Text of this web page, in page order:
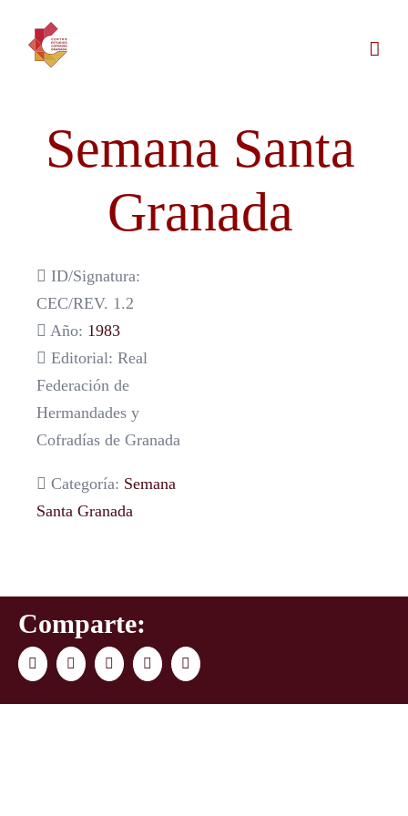
contenido
Semana Santa
Granada
ID/Signatura:
CEC/REV. 1.2
Año: 1983
Editorial: Real
Federación de
Hermandades y
Cofradías de Granada
Categoría: Semana
Santa Granada
Comparte:
FacebookTwitter LinkedInWhatsAppCorreo
electrónico